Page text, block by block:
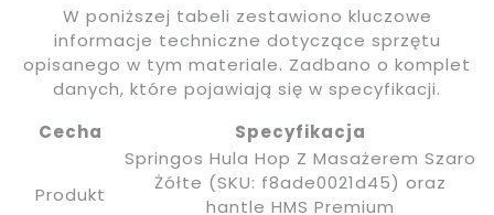
W poniższej tabeli zestawiono kluczowe
informacje techniczne dotyczące sprzętu
opisanego w tym materiale. Zadbano o komplet
danych, które pojawiają się w specyfikacji.
Cecha
Specyfikacja
Produkt
Springos Hula Hop Z Masażerem Szaro
Żółte (SKU: f8ade0021d45) oraz
hantle HMS Premium